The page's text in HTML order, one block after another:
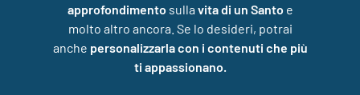
approfondimento sulla vita di un Santo e
molto altro ancora. Se lo desideri, potrai
anche personalizzarla con i contenuti che più
ti appassionano.